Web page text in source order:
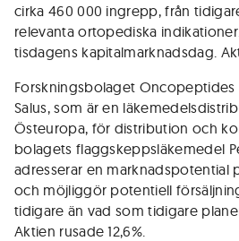
cirka 460 000 ingrepp, från
relevanta ortopediska
tisdagens kapitalmarknadsdag.
Forskningsbolaget Oncopeptides
Salus, som är en
Östeuropa, för distribution och
bolagets flaggskeppsläkemedel
adresserar en marknadspotential
och möjliggör potentiell
tidigare än vad som tidigare
Aktien rusade 12,6%.